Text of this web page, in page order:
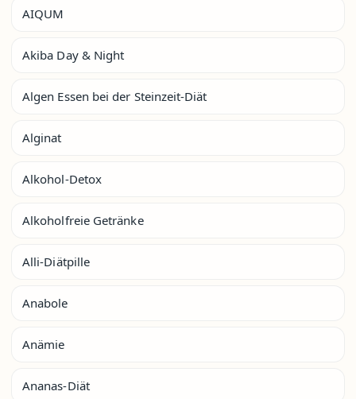
AIQUM
Akiba Day & Night
Algen Essen bei der Steinzeit-Diät
Alginat
Alkohol-Detox
Alkoholfreie Getränke
Alli-Diätpille
Anabole
Anämie
Ananas-Diät